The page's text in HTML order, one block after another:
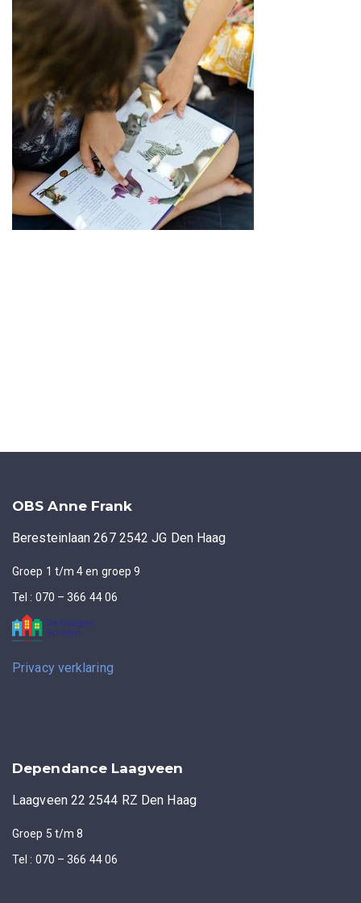
OBS Anne Frank
Beresteinlaan 267 2542 JG Den Haag
Groep 1 t/m 4 en groep 9
Tel : 070 – 366 44 06
Privacy verklaring
Dependance Laagveen
Laagveen 22 2544 RZ Den Haag
Groep 5 t/m 8
Tel : 070 – 366 44 06